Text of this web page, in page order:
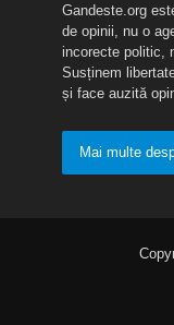
Gandeste.org
de opinii, nu o
incorecte politic,
Susținem
și face auzită
Mai multe